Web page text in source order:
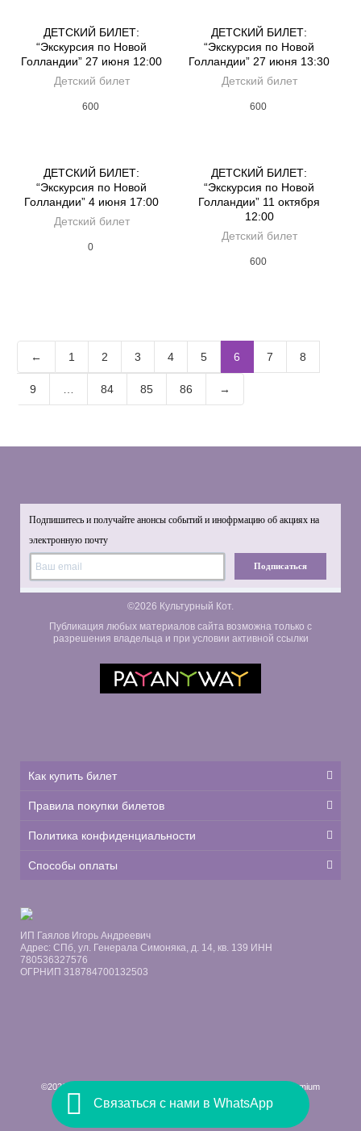
Связаться с нами в WhatsApp
ДЕТСКИЙ БИЛЕТ:
“Экскурсия по Новой
Голландии” 27 июня 12:00
Детский билет
600
ДЕТСКИЙ БИЛЕТ:
“Экскурсия по Новой
Голландии” 27 июня 13:30
Детский билет
600
ДЕТСКИЙ БИЛЕТ:
“Экскурсия по Новой
Голландии” 4 июня 17:00
Детский билет
0
ДЕТСКИЙ БИЛЕТ:
“Экскурсия по Новой
Голландии” 11 октября
12:00
Детский билет
600
← 1 2 3 4 5 6 7 8
9 84 85 86 →
Подпишитесь и получайте анонсы событий и инофрмацию об акциях на
электронную почту
Подписаться
©2026 Культурный Кот.
Публикация любых материалов сайта возможна только с
разрешения владельца и при условии активной ссылки
Как купить билет
Правила покупки билетов
Политика конфиденциальности
Способы оплаты
ИП Гаялов Игорь Андреевич
Адрес: СПб, ул. Генерала Симоняка, д. 14, кв. 139 ИНН
780536327576
ОГРНИП 318784700132503
©2026 Dante · Built with love by
Premium
WordPress Themes by Swift Ideas